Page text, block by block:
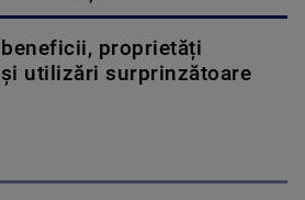
proprietăți
utilizări surprinzătoare